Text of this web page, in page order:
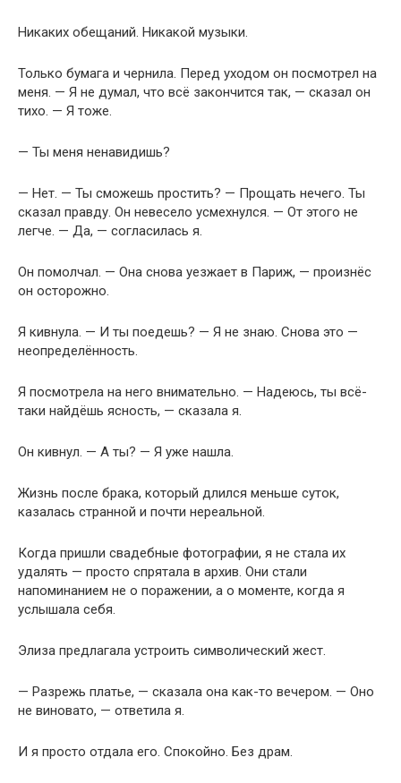
Никаких обещаний. Никакой музыки.
Только бумага и чернила. Перед уходом он посмотрел на
меня. — Я не думал, что всё закончится так, — сказал он
тихо. — Я тоже.
— Ты меня ненавидишь?
— Нет. — Ты сможешь простить? — Прощать нечего. Ты
сказал правду. Он невесело усмехнулся. — От этого не
легче. — Да, — согласилась я.
Он помолчал. — Она снова уезжает в Париж, — произнёс
он осторожно.
Я кивнула. — И ты поедешь? — Я не знаю. Снова это —
неопределённость.
Я посмотрела на него внимательно. — Надеюсь, ты всё-
таки найдёшь ясность, — сказала я.
Он кивнул. — А ты? — Я уже нашла.
Жизнь после брака, который длился меньше суток,
казалась странной и почти нереальной.
Когда пришли свадебные фотографии, я не стала их
удалять — просто спрятала в архив. Они стали
напоминанием не о поражении, а о моменте, когда я
услышала себя.
Элиза предлагала устроить символический жест.
— Разрежь платье, — сказала она как-то вечером. — Оно
не виновато, — ответила я.
И я просто отдала его. Спокойно. Без драм.